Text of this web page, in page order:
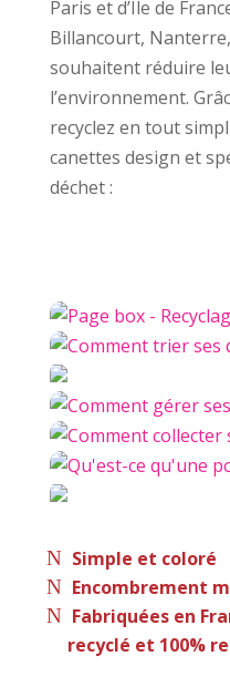
Paris et d’Île de
Billancourt,
souhaitent réduire
l’environnement.
recyclez en tout
canettes design et
déchet :
Simple et coloré
Encombrement
Fabriquées en
recyclé et 100%